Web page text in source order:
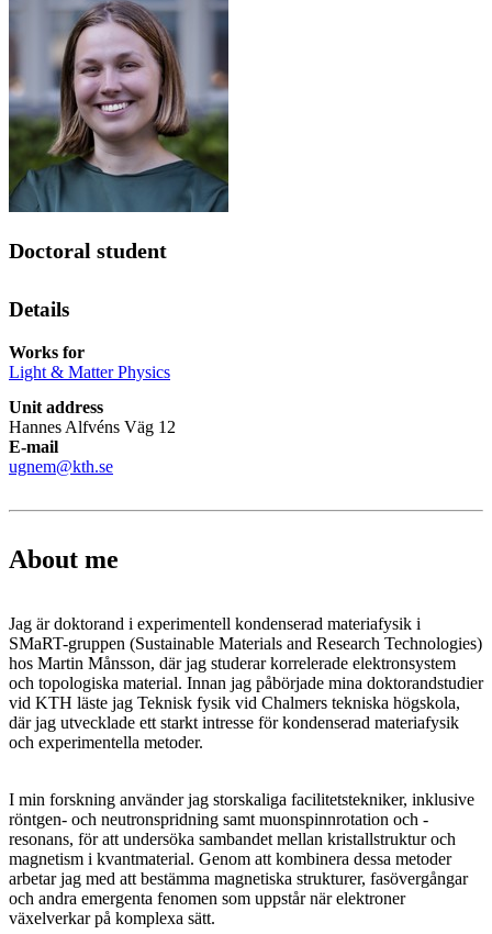
Doctoral student
Details
Works for
Light & Matter Physics
Unit address
Hannes Alfvéns Väg 12
E-mail
ugnem@kth.se
About me
Jag är doktorand i experimentell kondenserad materiafysik i
SMaRT-gruppen (Sustainable Materials and Research Technologies)
hos Martin Månsson, där jag studerar korrelerade elektronsystem
och topologiska material. Innan jag påbörjade mina doktorandstudier
vid KTH läste jag Teknisk fysik vid Chalmers tekniska högskola,
där jag utvecklade ett starkt intresse för kondenserad materiafysik
och experimentella metoder.
I min forskning använder jag storskaliga facilitetstekniker, inklusive
röntgen- och neutronspridning samt muonspinnrotation och -
resonans, för att undersöka sambandet mellan kristallstruktur och
magnetism i kvantmaterial. Genom att kombinera dessa metoder
arbetar jag med att bestämma magnetiska strukturer, fasövergångar
och andra emergenta fenomen som uppstår när elektroner
växelverkar på komplexa sätt.